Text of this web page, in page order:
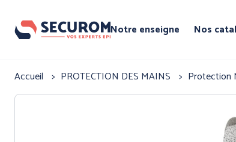
contenu
Notre enseigne Nos
Par famille
Par marque
Fil
d'Ariane
Accueil PROTECTION DES MAINS Protection